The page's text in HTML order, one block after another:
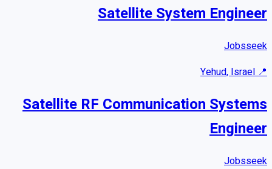
Satellite System Engineer
Jobsseek
📍
Yehud, Israel
Satellite RF Communication Systems
Engineer
Jobsseek